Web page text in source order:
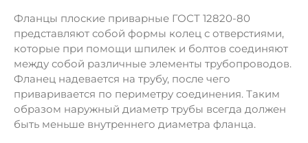
Фланцы плоские приварные ГОСТ 12820-80
представляют собой формы колец с отверстиями,
которые при помощи шпилек и болтов соединяют
между собой различные элементы трубопроводов.
Фланец надевается на трубу, после чего
приваривается по периметру соединения. Таким
образом наружный диаметр трубы всегда должен
быть меньше внутреннего диаметра фланца.